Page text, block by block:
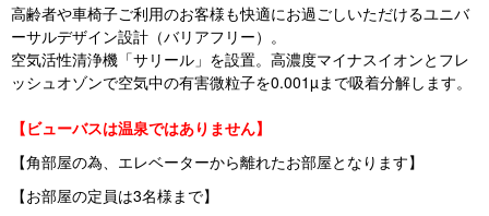
高齢者や車椅子ご利用のお客様も快適にお過ごしいただけるユニバ
ーサルデザイン設計（バリアフリー）。
空気活性清浄機「サリール」を設置。高濃度マイナスイオンとフレ
ッシュオゾンで空気中の有害微粒子を0.001µまで吸着分解します。
【ビューバスは温泉ではありません】
【角部屋の為、エレベーターから離れたお部屋となります】
【お部屋の定員は3名様まで】